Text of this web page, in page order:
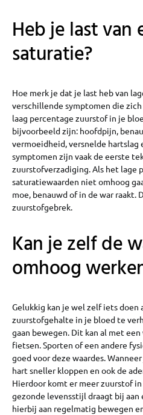
Heb je last van
saturatie?
Hoe merk je dat je last heb van
verschillende symptomen die
laag percentage zuurstof in je
bijvoorbeeld zijn: hoofdpijn,
vermoeidheid, versnelde hartslag
symptomen zijn vaak de eerste
zuurstofverzadiging. Als het lage
saturatiewaarden niet omhoog
moe, benauwd of in de war raakt.
zuurstofgebrek.
Kan je zelf de
omhoog
Gelukkig kan je wel zelf iets doen
zuurstofgehalte in je bloed te
gaan bewegen. Dit kan al met
fietsen. Sporten of een andere
goed voor deze waardes.
hart sneller kloppen en ook de
Hierdoor komt er meer zuurstof
gezonde levensstijl draagt bij aan
hierbij aan regelmatig bewegen